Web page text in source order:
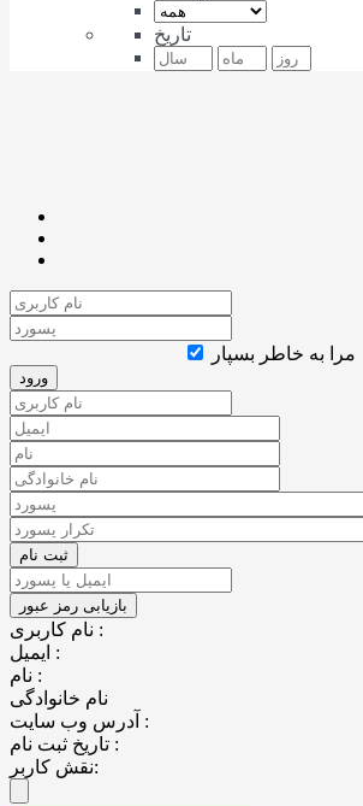
تاریخ
مرا به خاطر بسپار
نام کاربری :
ایمیل :
نام :
نام خانوادگی
آدرس وب سایت :
تاریخ ثبت نام :
نقش کاربر: